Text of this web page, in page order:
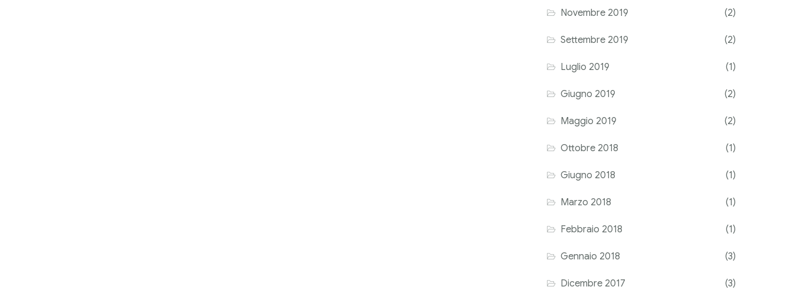
Novembre 2019 (2)
Settembre 2019 (2)
Luglio 2019 (1)
Giugno 2019 (2)
Maggio 2019 (2)
Ottobre 2018 (1)
Giugno 2018 (1)
Marzo 2018 (1)
Febbraio 2018 (1)
Gennaio 2018 (3)
Dicembre 2017 (3)